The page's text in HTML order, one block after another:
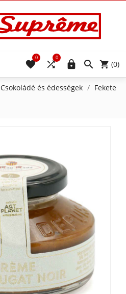
 (0)


0

0
Csokoládé és édességek Fekete